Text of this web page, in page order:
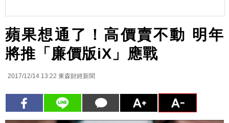
蘋果想通了！高價賣不動 明年
將推「廉價版iX」應戰
2017/12/14 13:22 東森財經新聞